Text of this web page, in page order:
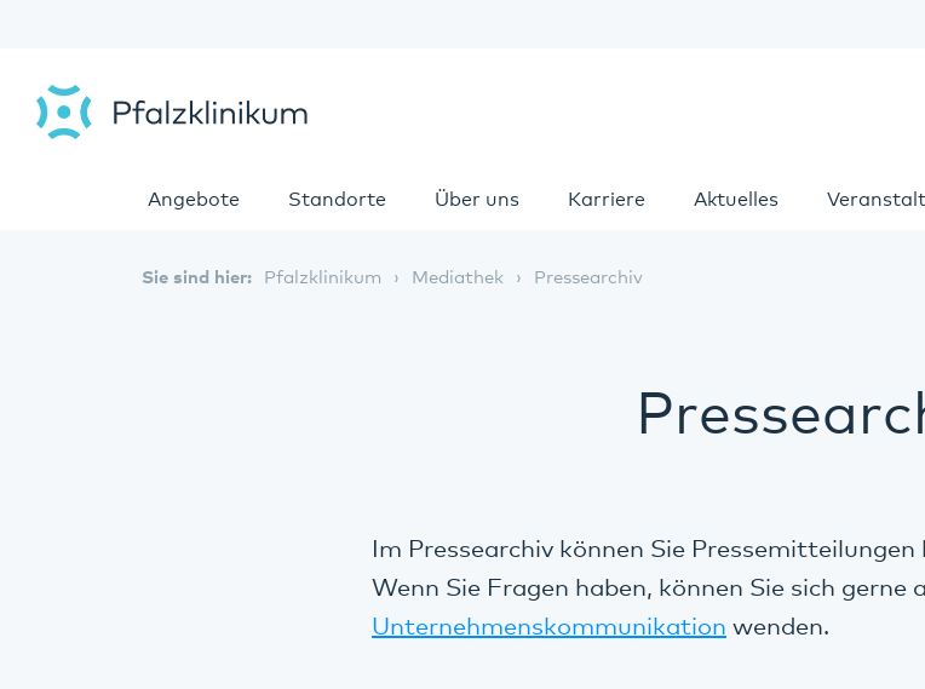
Angebote Standorte Über uns Karriere Aktuelles
Sie sind hier: Pfalzklinikum Mediathek Pressearchiv
Im Pressearchiv können Sie
Wenn Sie Fragen haben, können Sie sich gerne
Unternehmenskommunikation wenden.